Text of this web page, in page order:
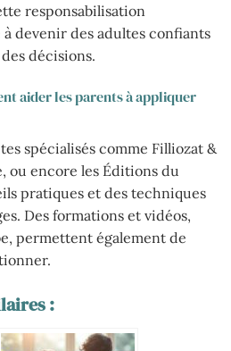
responsabilisation
devenir des adultes confiants
décisions.
aider les parents à appliquer
spécialisés comme Filliozat &
ou encore les Éditions du
pratiques et des techniques
Des formations et vidéos,
permettent également de
: